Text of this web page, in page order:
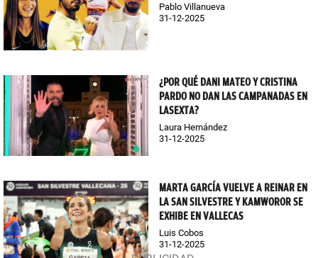
Pablo Villanueva
31-12-2025
¿POR QUÉ DANI MATEO Y CRISTINA
PARDO NO DAN LAS CAMPANADAS EN
LASEXTA?
Laura Hernández
31-12-2025
MARTA GARCÍA VUELVE A REINAR EN
LA SAN SILVESTRE Y KAMWOROR SE
EXHIBE EN VALLECAS
Luis Cobos
31-12-2025